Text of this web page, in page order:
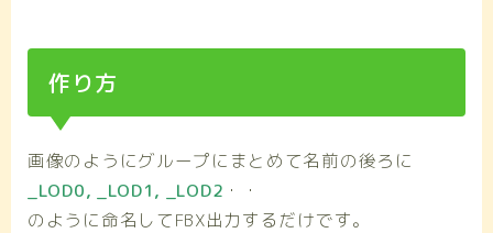
作り方
画像のようにグループにまとめて名前の後ろに
_LOD0, _LOD1, _LOD2 ・・
のように命名してFBX出力するだけです。